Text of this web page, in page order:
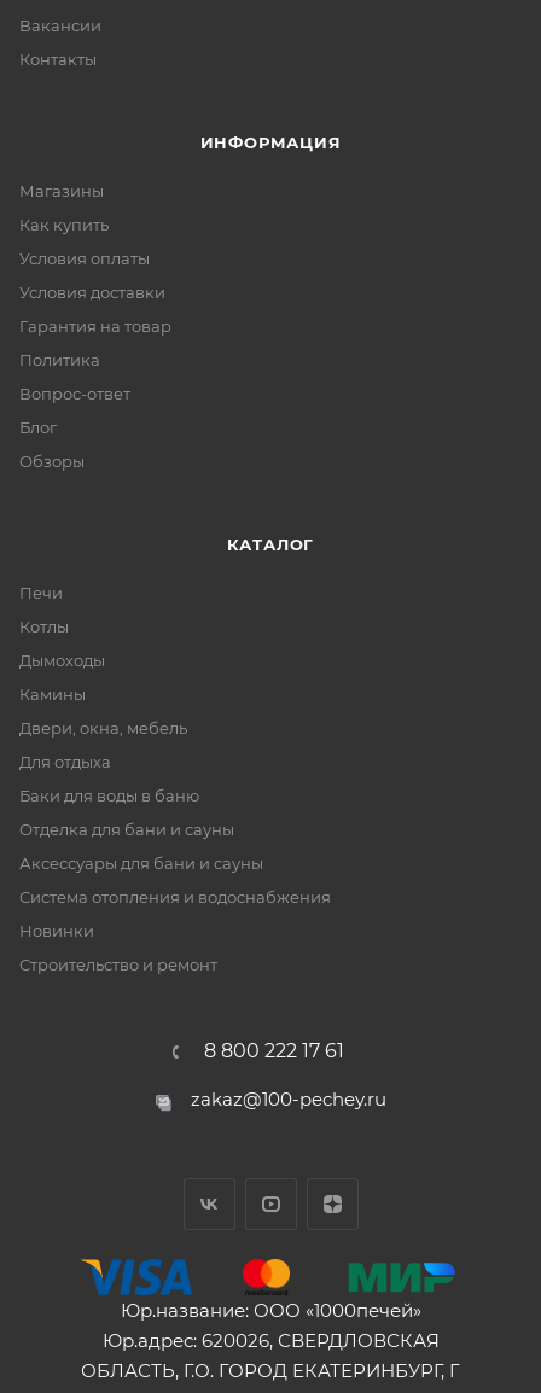
Вакансии
Контакты
ИНФОРМАЦИЯ
Магазины
Как купить
Условия оплаты
Условия доставки
Гарантия на товар
Политика
Вопрос-ответ
Блог
Обзоры
КАТАЛОГ
Печи
Котлы
Дымоходы
Камины
Двери, окна, мебель
Для отдыха
Баки для воды в баню
Отделка для бани и сауны
Аксессуары для бани и сауны
Система отопления и водоснабжения
Новинки
Строительство и ремонт
8 800 222 17 61
zakaz@100-pechey.ru
Юр.название: ООО «1000печей»
Юр.адрес: 620026, СВЕРДЛОВСКАЯ
ОБЛАСТЬ, Г.О. ГОРОД ЕКАТЕРИНБУРГ, Г